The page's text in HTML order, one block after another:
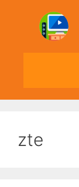
содержимому
zte